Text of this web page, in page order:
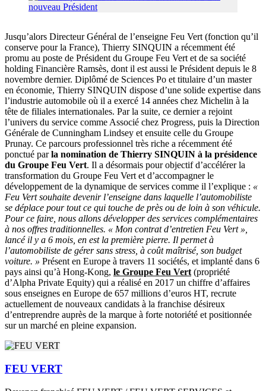
Jusqu’alors Directeur Général de l’enseigne Feu Vert (fonction qu’il
conserve pour la France), Thierry SINQUIN a récemment été
promu au poste de Président du Groupe Feu Vert et de sa société
holding Financière Ramsès, dont il est aussi le Président depuis le 8
novembre dernier. Diplômé de Sciences Po et titulaire d’un master
en économie, Thierry SINQUIN dispose d’une solide expertise dans
l’industrie automobile où il a exercé 14 années chez Michelin à la
tête de filiales internationales. Par la suite, ce dernier a rejoint
l’univers du service comme Associé chez Progress, puis la Direction
Générale de Cunningham Lindsey et ensuite celle du Groupe
Prunay. Ce parcours professionnel très riche a récemment été
ponctué parla nomination de Thierry SINQUIN à la présidence
du Groupe Feu Vert. Il a désormais pour objectif d’accélérer la
transformation du Groupe Feu Vert et d’accompagner le
développement de la dynamique de services comme il l’explique : «
Feu Vert souhaite devenir l’enseigne dans laquelle l’automobiliste
se déplace pour tout ce qui touche de près ou de loin à son véhicule.
Pour ce faire, nous allons développer des services complémentaires
à nos offres traditionnelles. « Mon contrat d’entretien Feu Vert »,
lancé il y a 6 mois, en est la première pierre. Il permet à
l’automobiliste de gérer sans stress, à coût maîtrisé, son budget
voiture. » Présent en Europe à travers 11 sociétés, et implanté dans 6
pays ainsi qu’à Hong-Kong, le Groupe Feu Vert(propriété
d’Alpha Private Equity) qui a réalisé en 2017 un chiffre d’affaires
sous enseignes en Europe de 657 millions d’euros HT, recrute
actuellement de nouveaux candidats à la franchise désireux
d’entreprendre auprès de la marque à forte notoriété et positionnée
sur un marché en pleine expansion.
FEU VERT